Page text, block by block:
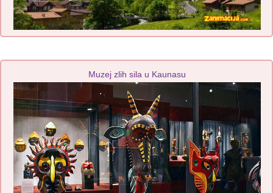
Muzej zlih sila u Kaunasu